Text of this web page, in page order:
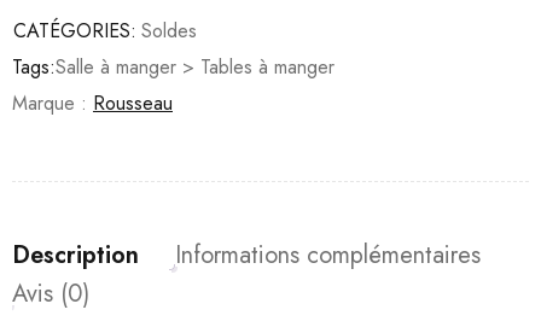
CATÉGORIES: Soldes
Tags:Salle à manger > Tables à manger
Marque : Rousseau
Description
Informations complémentaires
Avis (0)